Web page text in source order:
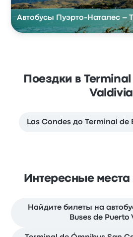
Автобусы Пуэрто-Наталес –
Поездки в
Valdivia
Las Condes до Terminal de
Интересные места
Найдите билеты на
Buses de Puerto